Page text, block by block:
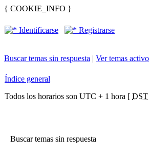
{ COOKIE_INFO }
Identificarse Registrarse
Buscar temas sin respuesta | Ver temas
Índice general
Todos los horarios son UTC + 1 hora [ DST
Buscar temas sin respuesta